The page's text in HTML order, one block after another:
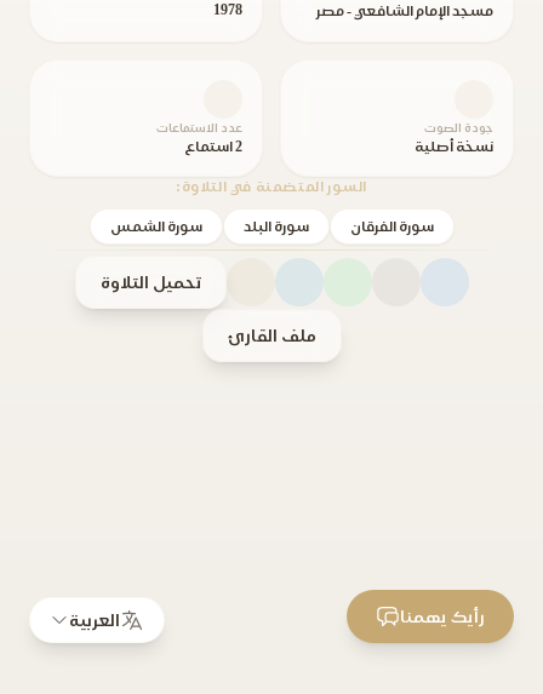
مسجد الإمام الشافعي - مصر 1978
جودة الصوت
نسخة أصلية
عدد الاستماعات
2 استماع
السور المتضمنة في التلاوة:
سورة الفرقان سورة البلد سورة الشمس
تحميل التلاوة
ملف القارئ
العربية رأيك يهمنا